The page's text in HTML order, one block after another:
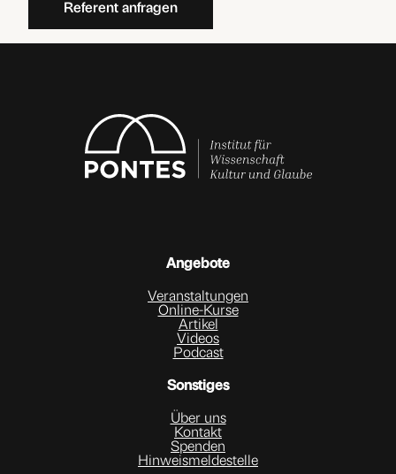
Referent anfragen
Angebote
Veranstaltungen
Online-Kurse
Artikel
Videos
Podcast
Sonstiges
Über uns
Kontakt
Spenden
Hinweismeldestelle